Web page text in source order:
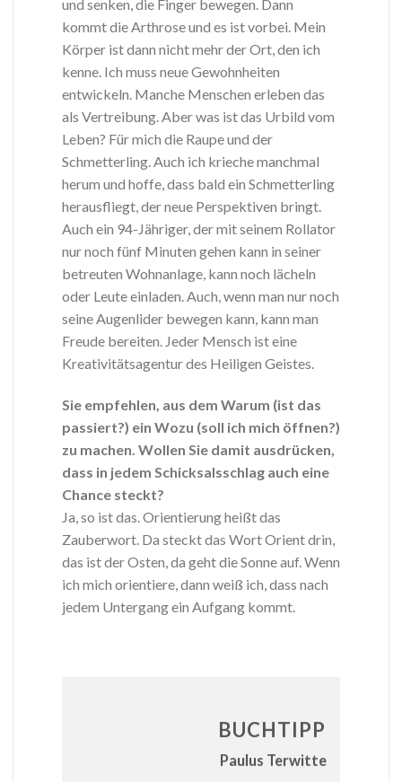
und senken, die Finger bewegen. Dann
kommt die Arthrose und es ist vorbei. Mein
Körper ist dann nicht mehr der Ort, den ich
kenne. Ich muss neue Gewohnheiten
entwickeln. Manche Menschen erleben das
als Vertreibung. Aber was ist das Urbild vom
Leben? Für mich die Raupe und der
Schmetterling. Auch ich krieche manchmal
herum und hoffe, dass bald ein Schmetterling
herausfliegt, der neue Perspektiven bringt.
Auch ein 94-Jähriger, der mit seinem Rollator
nur noch fünf Minuten gehen kann in seiner
betreuten Wohnanlage, kann noch lächeln
oder Leute einladen. Auch, wenn man nur noch
seine Augenlider bewegen kann, kann man
Freude bereiten. Jeder Mensch ist eine
Kreativitätsagentur des Heiligen Geistes.
Sie empfehlen, aus dem Warum (ist das
passiert?) ein Wozu (soll ich mich öffnen?)
zu machen. Wollen Sie damit ausdrücken,
dass in jedem Schicksalsschlag auch eine
Chance steckt?
Ja, so ist das. Orientierung heißt das
Zauberwort. Da steckt das Wort Orient drin,
das ist der Osten, da geht die Sonne auf. Wenn
ich mich orientiere, dann weiß ich, dass nach
jedem Untergang ein Aufgang kommt.
BUCHTIPP
Paulus Terwitte